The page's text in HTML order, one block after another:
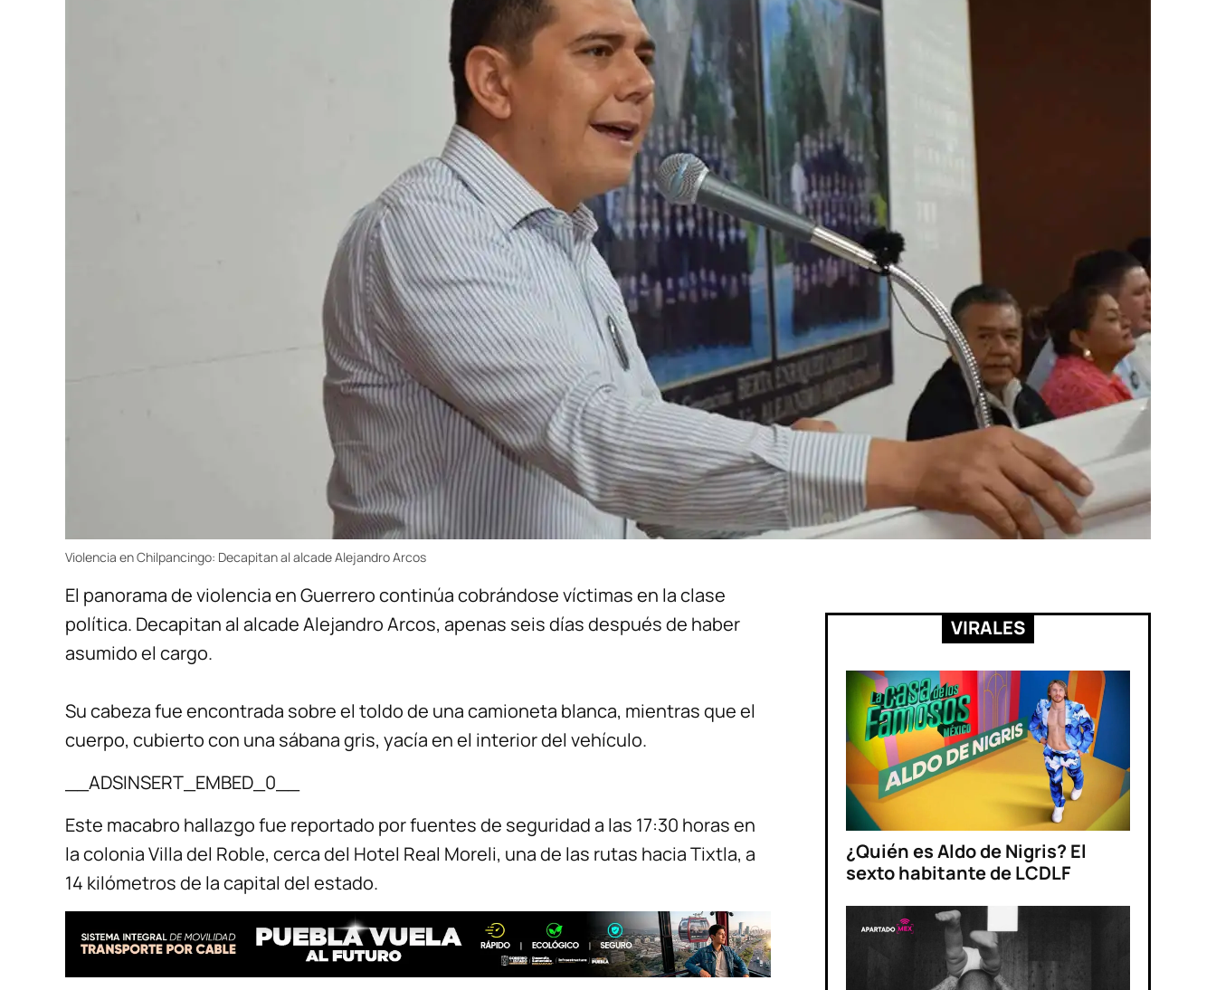
Violencia en Chilpancingo: Decapitan al alcade Alejandro Arcos
El panorama de violencia en Guerrero continúa cobrándose víctimas en la clase
política. Decapitan al alcade Alejandro Arcos, apenas seis días después de haber
asumido el cargo.
Su cabeza fue encontrada sobre el toldo de una camioneta blanca, mientras que el
cuerpo, cubierto con una sábana gris, yacía en el interior del vehículo.
__ADSINSERT_EMBED_0__
Este macabro hallazgo fue reportado por fuentes de seguridad a las 17:30 horas en
la colonia Villa del Roble, cerca del Hotel Real Moreli, una de las rutas hacia Tixtla, a
14 kilómetros de la capital del estado.
VIRALES
¿Quién es Aldo de Nigris? El
sexto habitante de LCDLF